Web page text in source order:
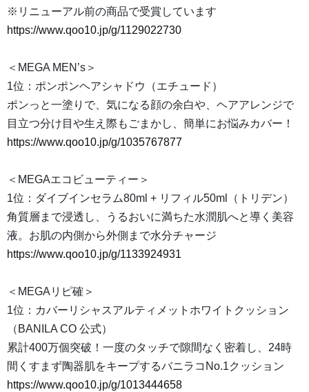
※リニューアル前の商品で受賞しています
https://www.qoo10.jp/g/1129022730
＜MEGA MEN’s＞
1位：ポンポンヘアシャドウ（エチュード）
ポンっと一塗りで、気になる顔の余白や、ヘアアレンジで
目立つ分け目や生え際もごまかし、簡単にお悩みカバー！
https://www.qoo10.jp/g/1035767877
＜MEGAエコビューティー＞
1位：ダイブインセラム80ml + リフィル50ml（トリデン）
角質層まで浸透し、うるおいに満ちた水潤肌へと導く美容
液。お肌の内側から外側まで水分チャージ
https://www.qoo10.jp/g/1133924931
＜MEGAリピ確＞
1位：カバーリシャスアルティメットホワイトクッション
（BANILA CO 公式）
累計400万個突破！一度のタッチで隙間なく密着し、24時
間くすまず陶器肌をキープするバニラコNo.1クッション
https://www.qoo10.jp/g/1013444658